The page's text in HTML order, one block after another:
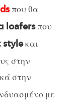
που θα
loafersπου
styleκαι
στην
στην
με